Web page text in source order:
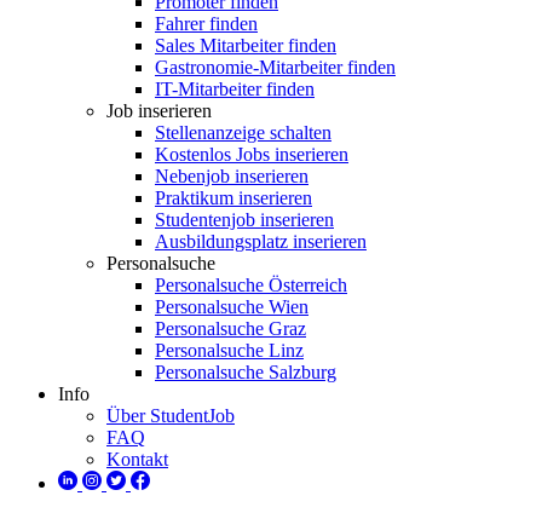
Fahrer finden
Sales Mitarbeiter finden
Gastronomie-Mitarbeiter finden
IT-Mitarbeiter finden
Job inserieren
Stellenanzeige schalten
Kostenlos Jobs inserieren
Nebenjob inserieren
Praktikum inserieren
Studentenjob inserieren
Ausbildungsplatz inserieren
Personalsuche
Personalsuche Österreich
Personalsuche Wien
Personalsuche Graz
Personalsuche Linz
Personalsuche Salzburg
Info
Über StudentJob
FAQ
Kontakt